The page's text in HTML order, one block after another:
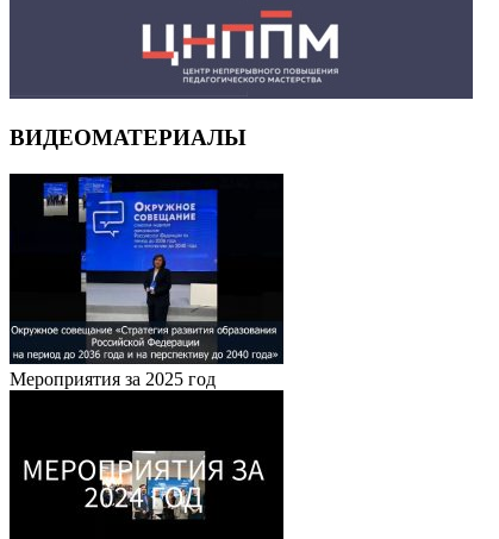
ВИДЕОМАТЕРИАЛЫ
Мероприятия за 2025 год